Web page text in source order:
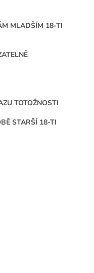
MLADŠÍM 18-TI
TOTOŽNOSTI
STARŠÍ 18-TI